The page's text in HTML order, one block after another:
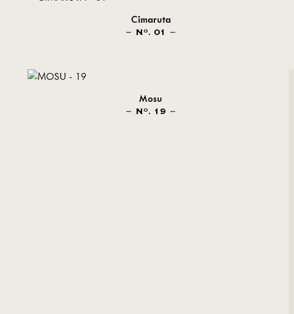
Cimaruta
NO . 01
Mosu
NO . 19